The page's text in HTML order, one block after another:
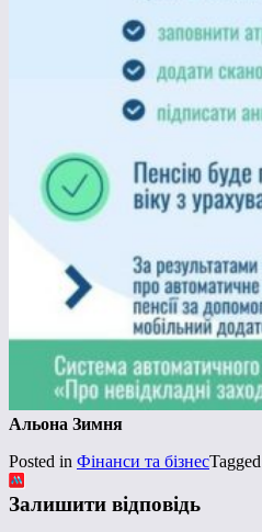
Альона Зимня
Posted in Фінанси та бізнесTagged
Залишити відповідь